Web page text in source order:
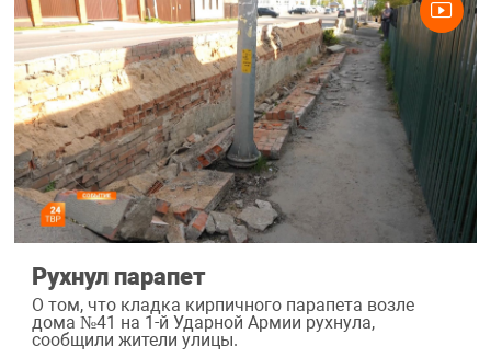
Рухнул парапет
О том, что кладка кирпичного парапета возле
дома №41 на 1-й Ударной Армии рухнула,
сообщили жители улицы.